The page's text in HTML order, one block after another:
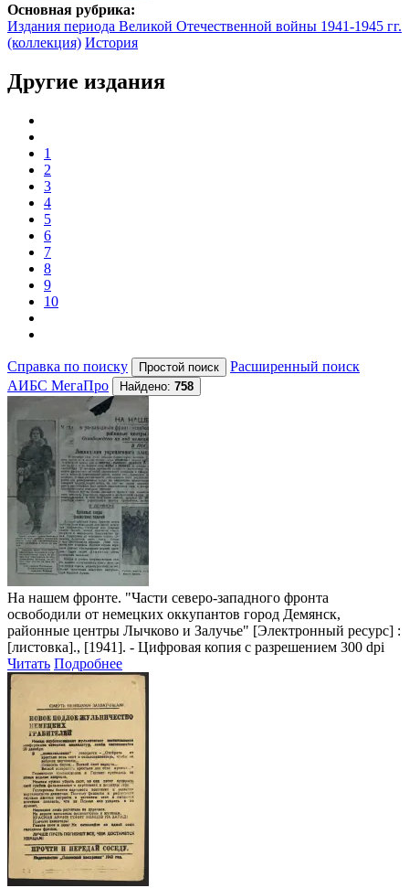
Основная рубрика:
Издания периода Великой Отечественной войны 1941-1945 гг.
(коллекция) История
Другие издания
1
2
3
4
5
6
7
8
9
10
Справка по поиску
Расширенный поиск
АИБС МегаПро
Найдено: 758
На нашем фронте. "Части северо-западного фронта
освободили от немецких оккупантов город Демянск,
районные центры Лычково и Залучье" [Электронный ресурс] :
[листовка]., [1941]. - Цифровая копия с разрешением 300 dpi
Читать Подробнее